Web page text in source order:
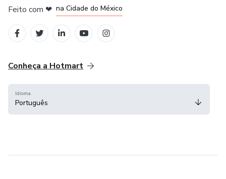
Feito com ❤ na Cidade do México
Conheça a Hotmart
Idioma
Português